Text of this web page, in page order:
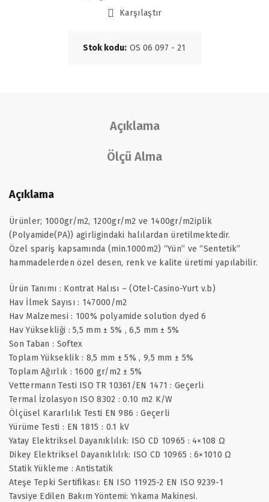
Karşılaştır
Stok kodu: OS 06 097 - 21
Açıklama
Ölçü Alma
Açıklama
Ürünler; 1000gr/m2, 1200gr/m2 ve 1400gr/m2iplik
(Polyamide(PA)) agirligindaki halılardan üretilmektedir.
Özel spariş kapsamında (min.1000m2) “Yün” ve “Sentetik”
hammadelerden özel desen, renk ve kalite üretimi yapılabilir.
Ürün Tanımı : Kontrat Halısı – (Otel-Casino-Yurt v.b)
Hav İlmek Sayısı : 147000/m2
Hav Malzemesi : 100% polyamide solution dyed 6
Hav Yüksekliği : 5,5 mm ± 5% , 6,5 mm ± 5%
Son Taban : Softex
Toplam Yükseklik : 8,5 mm ± 5% , 9,5 mm ± 5%
Toplam Ağırlık : 1600 gr/m2 ± 5%
Vettermann Testi ISO TR 10361/EN 1471 : Geçerli
Termal İzolasyon ISO 8302 : 0.10 m2 K/W
Ölçüsel Kararlılık Testi EN 986 : Geçerli
Yürüme Testi : EN 1815 : 0.1 kV
Yatay Elektriksel Dayanıklılık: ISO CD 10965 : 4×108 Ω
Dikey Elektriksel Dayanıklılık: ISO CD 10965 : 6×1010 Ω
Statik Yükleme : Antistatik
Ateşe Tepki Sertifikası: EN ISO 11925-2 EN ISO 9239-1
Tavsiye Edilen Bakım Yöntemi: Yıkama Makinesi.